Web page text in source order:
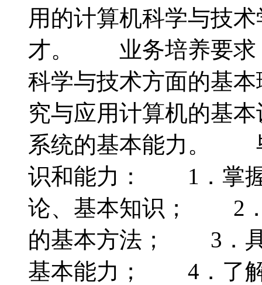
用的计算机科学与技
才。 业务培养要求
科学与技术方面的基
究与应用计算机的基
系统的基本能力。
识和能力： 1．掌握
论、基本知识； 2．
的基本方法； 3．具
基本能力； 4．了